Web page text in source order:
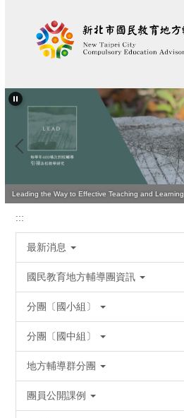
區
Leading the Way to Effective Teaching and Learning
:::
最新消息
國民教育地方輔導團資訊
分團〔國小組〕
分團〔國中組〕
地方輔導群分團
團員公開課例